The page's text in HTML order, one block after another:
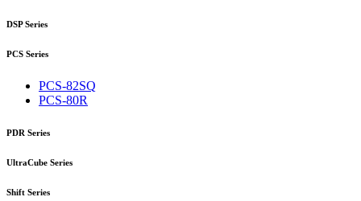
DSP Series
PCS Series
PCS-82SQ
PCS-80R
PDR Series
UltraCube Series
Shift Series